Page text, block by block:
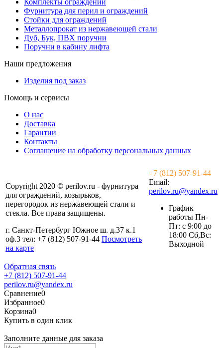
Комплекты ограждений
Фурнитура для перил и ограждений
Стойки для ограждений
Металлопрокат из нержавеющей стали
Дуб, Бук, ПВХ поручни
Поручни в кабину лифта
Наши предложения
Изделия под заказ
Помощь и сервисы
О нас
Доставка
Гарантии
Контакты
Соглашение на обработку персональных данных
Copyright 2020 © perilov.ru - фурнитура
для ограждений, козырьков,
перегородок из нержавеющей стали и
стекла. Все права защищены.
г. Санкт-Петербург Южное ш. д.37 к.1
оф.3 тел: +7 (812) 507-91-44 Посмотреть
на карте
+7 (812) 507-91-44
Email:
perilov.ru@yandex.ru
График
работы Пн-
Пт: с 9:00 до
18:00 Сб,Вс:
Выходной
Обратная связь
+7 (812) 507-91-44
perilov.ru@yandex.ru
Сравнение0
Избранное0
Корзина0
Купить в один клик
Заполните данные для заказа